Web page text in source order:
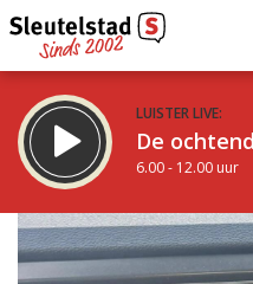
LUISTER LIVE:
De
6.00 - 12.00 uur
STRAKS:
De middag van
12.00 - 17.00 uur